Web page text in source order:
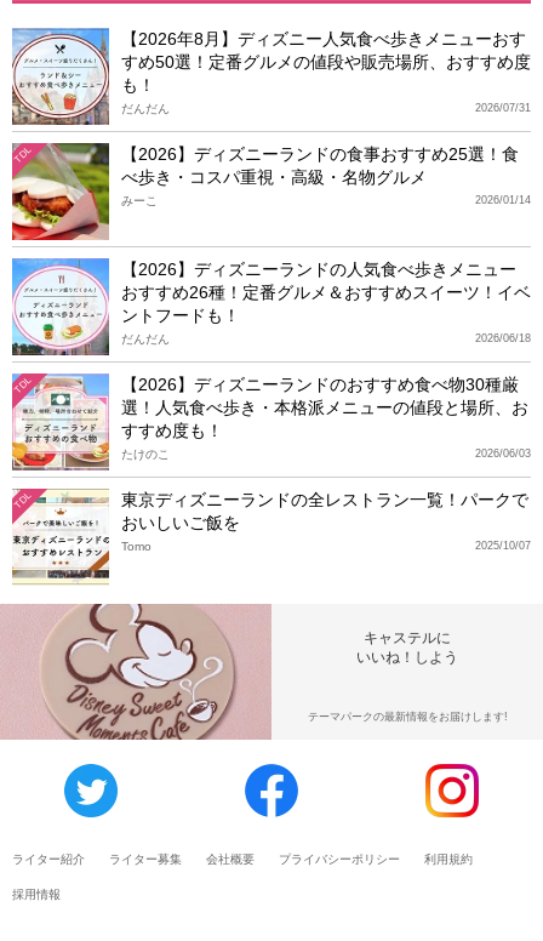
【2026年8月】ディズニー人気食べ歩きメニューおす
すめ50選！定番グルメの値段や販売場所、おすすめ度
も！
2026/07/31
だんだん
TDL
【2026】ディズニーランドの食事おすすめ25選！食
べ歩き・コスパ重視・高級・名物グルメ
2026/01/14
みーこ
【2026】ディズニーランドの人気食べ歩きメニュー
おすすめ26種！定番グルメ＆おすすめスイーツ！イベ
ントフードも！
2026/06/18
だんだん
TDL
【2026】ディズニーランドのおすすめ食べ物30種厳
選！人気食べ歩き・本格派メニューの値段と場所、お
すすめ度も！
2026/06/03
たけのこ
TDL
東京ディズニーランドの全レストラン一覧！パークで
おいしいご飯を
2025/10/07
Tomo
キャステルに
いいね！しよう
テーマパークの最新情報をお届けします!
ライター紹介 ライター募集 会社概要 プライバシーポリシー 利用規約
採用情報